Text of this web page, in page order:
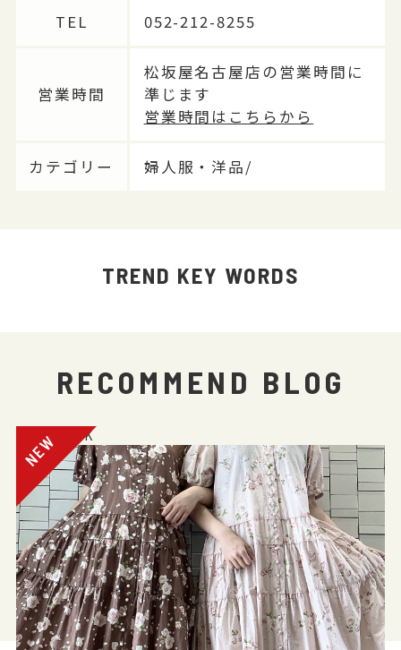
TEL 052-212-8255
営業時間
松坂屋名古屋店の営業時間に
準じます
営業時間はこちらから
カテゴリー 婦人服・洋品/
TREND KEY WORDS
RECOMMEND BLOG
電話注文OK